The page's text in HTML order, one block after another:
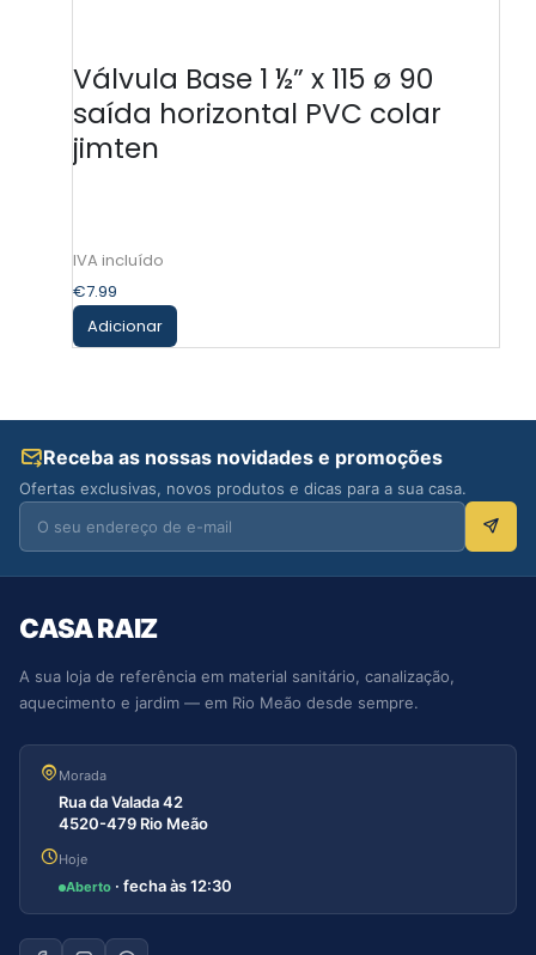
Válvula Base 1 ½” x 115 ø 90
saída horizontal PVC colar
jimten
€7.99
Adicionar
Receba as nossas novidades e promoções
Ofertas exclusivas, novos produtos e dicas para a sua casa.
CASA RAIZ
A sua loja de referência em material sanitário, canalização,
aquecimento e jardim — em Rio Meão desde sempre.
Morada
Rua da Valada 42
4520-479 Rio Meão
Hoje
Aberto · fecha às 12:30